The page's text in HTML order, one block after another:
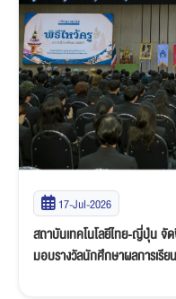
17-Jul-2026
สถาบันเทคโนโลยีไทย-ญี่ปุ่น จั
มอบรางวัลนักศึกษาผลการเรีย